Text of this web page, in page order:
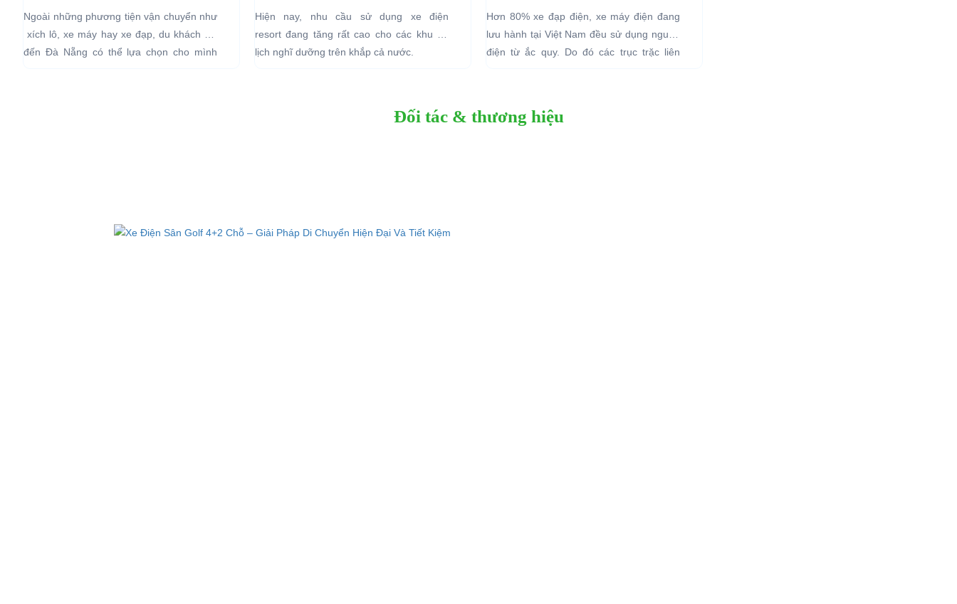
QUANH ĐÀ NẴNG
Ngoài những phương tiện vận chuyển như
xích lô, xe máy hay xe đạp, du khách khi
đến Đà Nẵng có thể lựa chọn cho mình
LỊCH NGHĨ DƯỠNG.
Hiện nay, nhu cầu sử dụng xe điện
resort đang tăng rất cao cho các khu du
lịch nghĩ dưỡng trên khắp cả nước.
Hơn 80% xe đạp điện, xe máy điện đang
lưu hành tại Việt Nam đều sử dụng nguồn
điện từ ắc quy. Do đó các trục trặc liên
Đối tác & thương hiệu